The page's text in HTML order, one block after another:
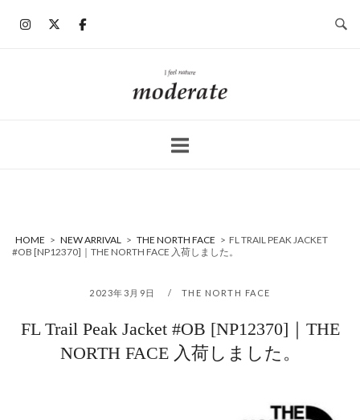
ホ
ー
HOME > NEW ARRIVAL > THE NORTH FACE > FL TRAIL PEAK JACKET
#OB [NP12370]｜THE NORTH FACE 入荷しました。
2023年3月9日 THE NORTH FACE
FL Trail Peak Jacket #OB [NP12370]｜THE
NORTH FACE 入荷しました。